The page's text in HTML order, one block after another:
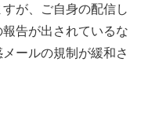
が、ご自身の配信し
告が出されているな
ールの規制が緩和さ